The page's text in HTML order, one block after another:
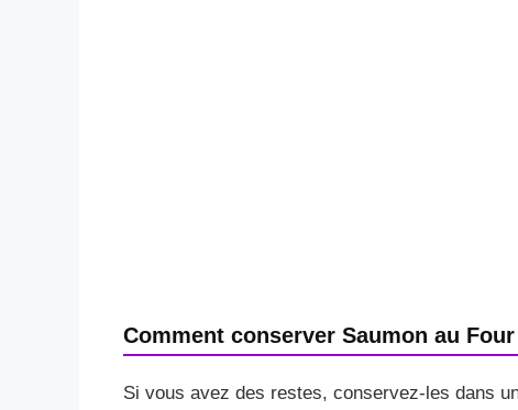
Comment conserver Saumon au
Si vous avez des restes, conservez-les dans